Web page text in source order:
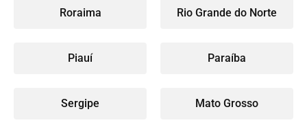
Roraima Rio Grande do Norte
Piauí Paraíba
Sergipe Mato Grosso